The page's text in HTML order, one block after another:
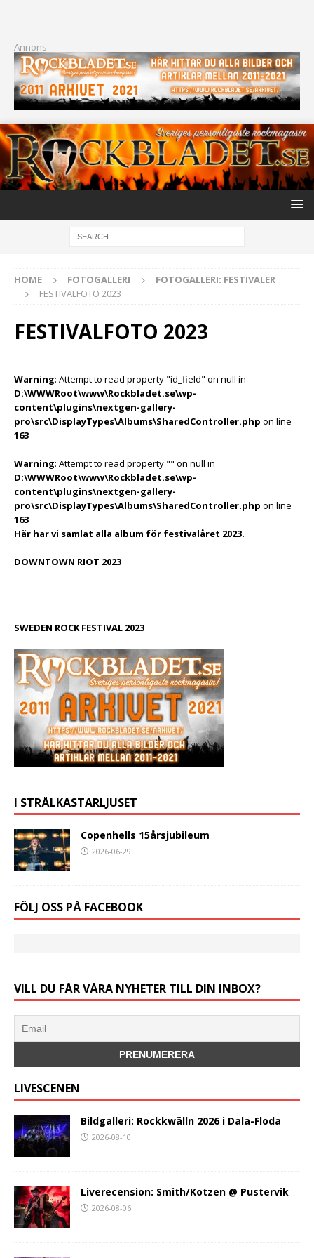
Annons
HOME FOTOGALLERI
FOTOGALLERI: FESTIVALER
FESTIVALFOTO 2023
FESTIVALFOTO 2023
Warning: Attempt to read property "id_field" on null in
D:\WWWRoot\www\Rockbladet.se\wp-
content\plugins\nextgen-gallery-
pro\src\DisplayTypes\Albums\SharedController.php on line
163
Warning: Attempt to read property "" on null in
D:\WWWRoot\www\Rockbladet.se\wp-
content\plugins\nextgen-gallery-
pro\src\DisplayTypes\Albums\SharedController.php on line
163
Här har vi samlat alla album för festivalåret 2023.
DOWNTOWN RIOT 2023
SWEDEN ROCK FESTIVAL 2023
I STRÅLKASTARLJUSET
Copenhells 15årsjubileum
2026-06-29
FÖLJ OSS PÅ FACEBOOK
VILL DU FÅR VÅRA NYHETER TILL DIN INBOX?
LIVESCENEN
Bildgalleri: Rockkwälln 2026 i Dala-Floda
2026-08-10
Liverecension: Smith/Kotzen @ Pustervik
2026-08-06